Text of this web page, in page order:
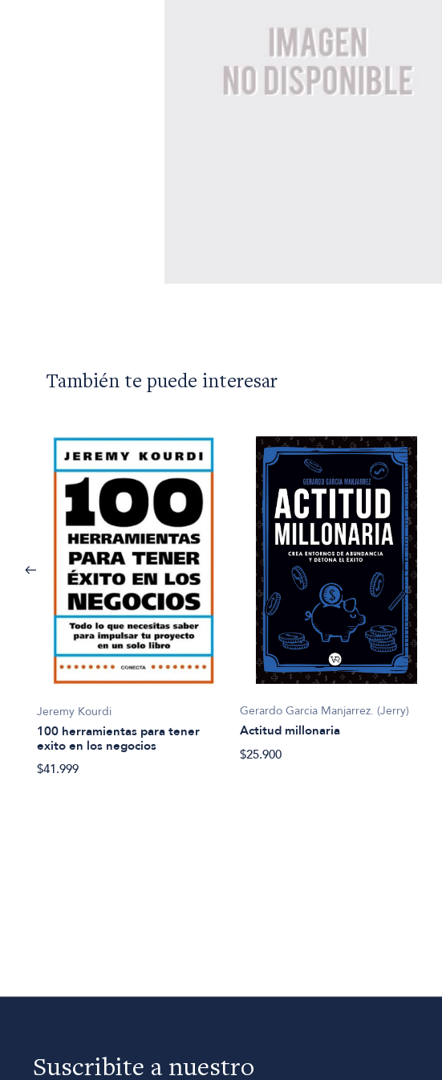
También te puede interesar
Jeremy Kourdi
100 herramientas para tener
exito en los negocios
$41.999
Gerardo Garcia Manjarrez. (Jerry)
Actitud millonaria
$25.900
Suscribite a nuestro